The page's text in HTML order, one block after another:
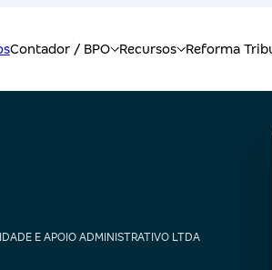
E APOIO ADMINISTRATIVO LTDA